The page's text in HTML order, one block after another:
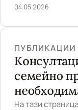
04.05.2026
ПУБЛИКАЦИИ
семейно
На тази